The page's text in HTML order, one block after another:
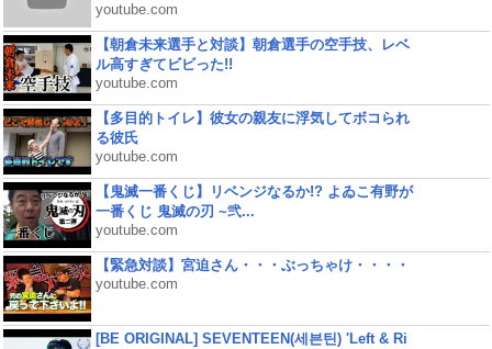
youtube.com
【朝倉未来選手と対談】朝倉選手の空手技、レベ
ル高すぎてビビった!!
youtube.com
【多目的トイレ】彼女の親友に浮気してボコられ
る彼氏
youtube.com
【鬼滅一番くじ】リベンジなるか!? よゐこ有野が
一番くじ 鬼滅の刃 ~弐...
youtube.com
【緊急対談】宮迫さん・・・ぶっちゃけ・・・・
youtube.com
[BE ORIGINAL] SEVENTEEN(세븐틴) 'Left & Ri